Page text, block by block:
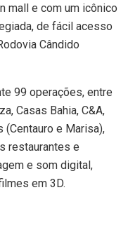
mall e com um icônico
de fácil acesso
Cândido
99 operações, entre
Casas Bahia, C&A,
(Centauro e Marisa),
restaurantes e
e som digital,
em 3D.